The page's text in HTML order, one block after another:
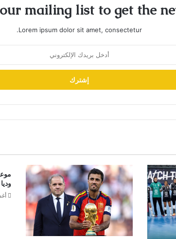
mailing list to get the
Lorem ipsum dolor sit amet, consectetur.